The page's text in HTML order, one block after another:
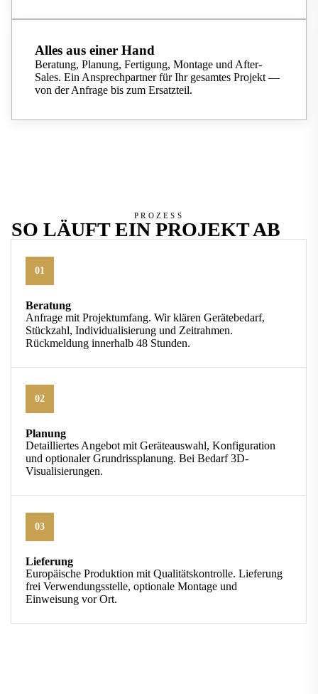
Alles aus einer Hand
Beratung, Planung, Fertigung, Montage und After-
Sales. Ein Ansprechpartner für Ihr gesamtes Projekt —
von der Anfrage bis zum Ersatzteil.
PROZESS
SO LÄUFT EIN PROJEKT AB
01
Beratung
Anfrage mit Projektumfang. Wir klären Gerätebedarf,
Stückzahl, Individualisierung und Zeitrahmen.
Rückmeldung innerhalb 48 Stunden.
02
Planung
Detailliertes Angebot mit Geräteauswahl, Konfiguration
und optionaler Grundrissplanung. Bei Bedarf 3D-
Visualisierungen.
03
Lieferung
Europäische Produktion mit Qualitätskontrolle. Lieferung
frei Verwendungsstelle, optionale Montage und
Einweisung vor Ort.